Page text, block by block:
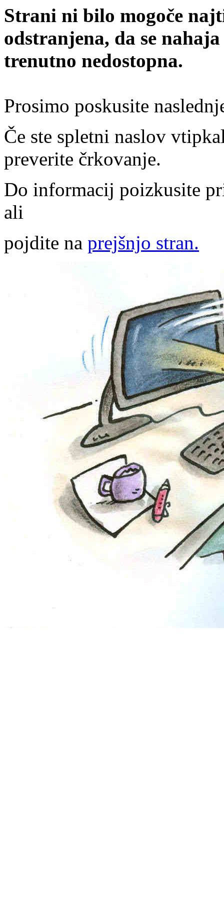
Strani ni bilo mogoče
odstranjena, da se
trenutno nedostopna.
Prosimo poskusite
Če ste spletni naslov
preverite črkovanje.
Do informacij poizkusite
ali
pojdite na prejšnjo stran.